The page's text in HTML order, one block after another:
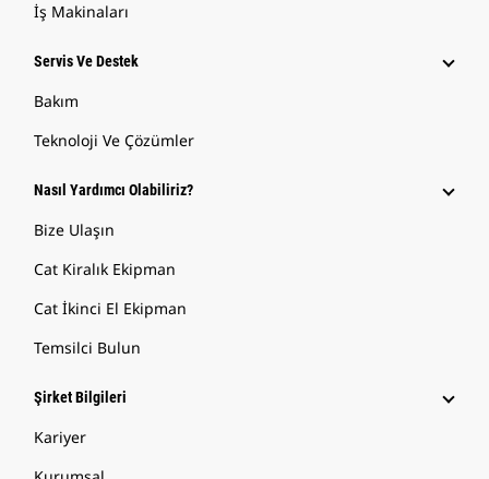
İş Makinaları
Servis Ve Destek
Bakım
Teknoloji Ve Çözümler
Nasıl Yardımcı Olabiliriz?
Bize Ulaşın
Cat Kiralık Ekipman
Cat İkinci El Ekipman
Temsilci Bulun
Şirket Bilgileri
Kariyer